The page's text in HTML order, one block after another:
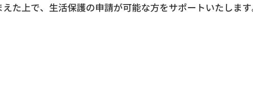
た上で、生活保護の申請が可能な方をサポートいたします